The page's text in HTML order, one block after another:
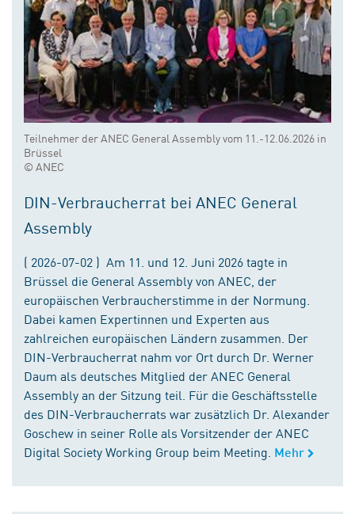
Teilnehmer der ANEC General Assembly vom 11.-12.06.2026 in
Brüssel
© ANEC
DIN-Verbraucherrat bei ANEC General
Assembly
( 2026-07-02 ) Am 11. und 12. Juni 2026 tagte in
Brüssel die General Assembly von ANEC, der
europäischen Verbraucherstimme in der Normung.
Dabei kamen Expertinnen und Experten aus
zahlreichen europäischen Ländern zusammen. Der
DIN-Verbraucherrat nahm vor Ort durch Dr. Werner
Daum als deutsches Mitglied der ANEC General
Assembly an der Sitzung teil. Für die Geschäftsstelle
des DIN-Verbraucherrats war zusätzlich Dr. Alexander
Goschew in seiner Rolle als Vorsitzender der ANEC
Digital Society Working Group beim Meeting. Mehr